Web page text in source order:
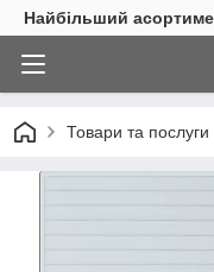
Найбільший
Товари та послуги